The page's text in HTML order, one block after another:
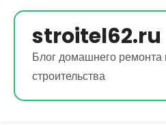
Перейти
содержимому
stroitel62.ru
Блог домашнего ремонта
строительства